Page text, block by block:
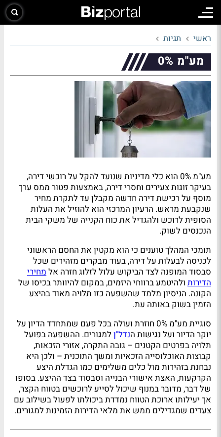
ראשי תגיות
מע"מ 0%
מע"מ 0% הוא כלי מדיניות שנועד להקל על רוכשי דירה,
בעיקר זוגות צעירים וחסרי דירה, באמצעות פטור ממס ערך
מוסף על רכישת דירה חדשה מקבלן עד לתקרת מחיר
שנקבעת מראש. הרעיון המרכזי הוא להוזיל את העלות
הסופית לרוכש ולהגדיל את כוח הקנייה של משקי הבית
הנכנסים לשוק.
תומכי המהלך טוענים כי הוא מקטין את החסם הראשוני
לכניסה לבעלות על דירה, בעוד מבקרים מזהירים שכל
סבסוד המופנה לצד הביקוש עלול לזלוג חזרה אלמחירי
הדירות ולהיטמע ברווחי היזמים, במקום להיוותר בכיסו של
הקונה. הניסיון מלמד שהשפעה כזו תלויה מאוד בהיצע
הזמין בשוק באותה עת.
סוגיית מע"מ 0% חוזרת ועולה בכל פעם שמתחדד הדיון על
יוקר הדיור ועל נגישות הנדל"ןלמגורים. ההשפעה בפועל
תלויה בפרטים הקטנים – גובה התקרה, אזורי הזכאות,
קבוצות האוכלוסייה הזכאיות ומשך התוכנית – ולכן היא
נבחנת בזהירות מול כלים משלימים כמו הגדלת היצע
הקרקעות, האצת אישורי הבנייה וסבסוד בצד ההיצע. בסופו
של דבר, מדובר במנוף שיכול לסייע לרוכשים בטווח הקצר,
אך יעילותו ארוכת הטווח נמדדת ביכולתו לפעול בשילוב עם
צעדים שמגדילים ממש את מלאי הדירות הזמינות למגורים.